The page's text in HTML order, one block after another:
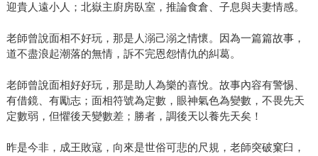
迎貴人遠小人；北嶽主廚房臥室，推論食倉、子息與夫妻情感。
老師曾說面相不好玩，那是人溺己溺之情懷。因為一篇篇故事，
道不盡浪起潮落的無情，訴不完恩怨情仇的糾葛。
老師曾說面相好好玩，那是助人為樂的喜悅。故事內容有警惕、
有借鏡、有勵志；面相符號為定數，眼神氣色為變數，不畏先天
定數弱，但懼後天變數差；勝者，調後天以養先天矣！
昨是今非，成王敗寇，向來是世俗可悲的尺規，老師突破窠臼，